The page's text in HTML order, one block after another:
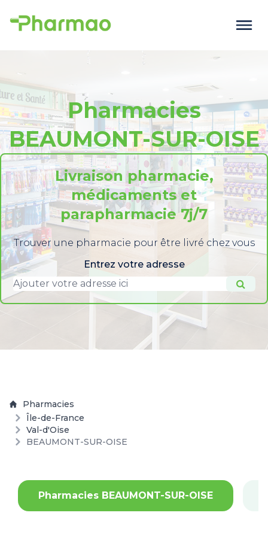
Pharmacies
BEAUMONT-SUR-OISE
Livraison pharmacie,
médicaments et
parapharmacie 7j/7
Trouver une pharmacie pour être livré chez vous
Entrez votre adresse
Pharmacies
Île-de-France
Val-d'Oise
BEAUMONT-SUR-OISE
Pharmacies BEAUMONT-SUR-OISE